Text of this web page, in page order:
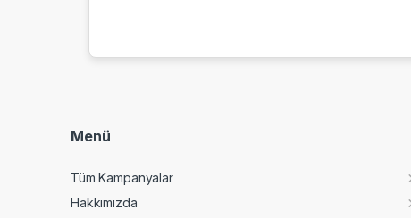
Menü
Tüm Kampanyalar
Hakkımızda